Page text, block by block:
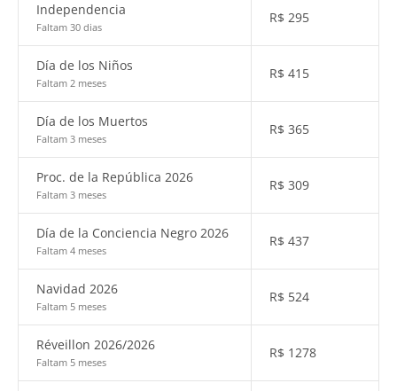
Independencia
Faltam 30 dias
R$ 295
Día de los Niños
Faltam 2 meses
R$ 415
Día de los Muertos
Faltam 3 meses
R$ 365
Proc. de la República 2026
Faltam 3 meses
R$ 309
Día de la Conciencia Negro 2026
Faltam 4 meses
R$ 437
Navidad 2026
Faltam 5 meses
R$ 524
Réveillon 2026/2026
Faltam 5 meses
R$ 1278